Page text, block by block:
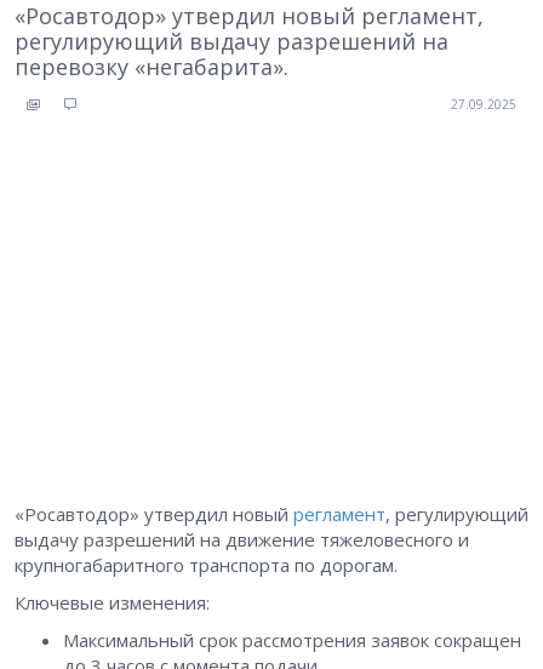
«Росавтодор» утвердил новый регламент,
регулирующий выдачу разрешений на
перевозку «негабарита».
27.09.2025
«Росавтодор» утвердил новый регламент, регулирующий
выдачу разрешений на движение тяжеловесного и
крупногабаритного транспорта по дорогам.
Ключевые изменения:
Максимальный срок рассмотрения заявок сокращен